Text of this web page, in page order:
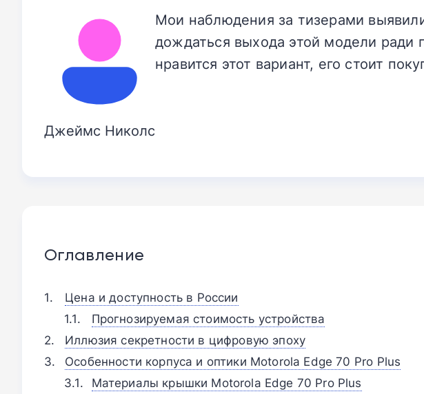
Джеймс Николс
Мои наблюдения за тизерами
дождаться выхода этой модели
нравится этот вариант, его стоит
Оглавление
Цена и доступность в России
Прогнозируемая стоимость устройства
Иллюзия секретности в цифровую эпоху
Особенности корпуса и оптики Motorola Edge 70 Pro Plus
Материалы крышки Motorola Edge 70 Pro Plus